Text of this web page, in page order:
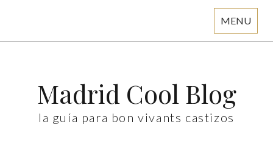
MENU
Madrid Cool Blog
la guía para bon vivants castizos